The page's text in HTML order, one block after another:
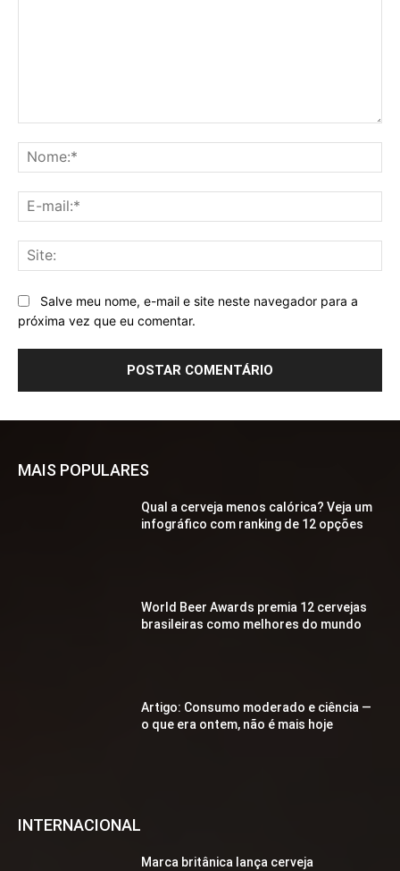
Salve meu nome, e-mail e site neste navegador para a
próxima vez que eu comentar.
MAIS POPULARES
Qual a cerveja menos calórica? Veja um
infográfico com ranking de 12 opções
World Beer Awards premia 12 cervejas
brasileiras como melhores do mundo
Artigo: Consumo moderado e ciência —
o que era ontem, não é mais hoje
INTERNACIONAL
Marca britânica lança cerveja